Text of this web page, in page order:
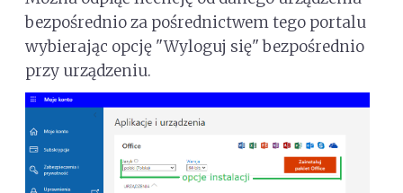
bezpośrednio za pośrednictwem tego portalu
wybierając opcję "Wyloguj się" bezpośrednio
przy urządzeniu.